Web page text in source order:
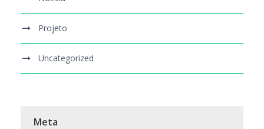
Projeto
Uncategorized
Meta